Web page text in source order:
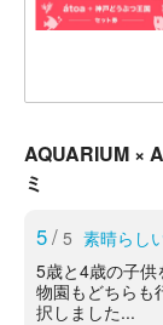
AQUARIUM ×
ミ
5/ 5 素晴らし
5歳と4歳の子供
物園もどちらも
択しました...